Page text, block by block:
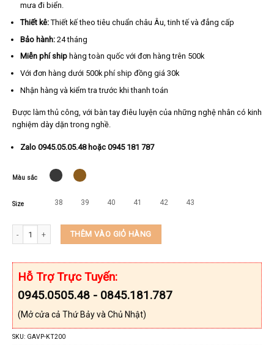
mưa đi biển.
Thiết kê:Thiết kế theo tiêu chuẩn châu Âu, tinh tế và đẳng cấp
Bảo hành:24 tháng
Miễn phí shiphàng toàn quốc với đơn hàng trên 500k
Với đơn hàng dưới 500k phí ship đồng giá 30k
Nhận hàng và kiểm tra trước khi thanh toán
Được làm thủ công, với bàn tay điêu luyện của những nghệ nhân có kinh
nghiệm dày dặn trong nghề.
Zalo 0945.05.05.48 hoặc 0945 181 787
Màu sắc
Size 38 39 40 41 42 43
Giày tây nam cao cấp KEEDO KT200 số lượng
THÊM VÀO GIỎ HÀNG
Hỗ Trợ Trực Tuyến:
0945.0505.48 - 0845.181.787
(Mở cửa cả Thứ Bảy và Chủ Nhật)
SKU: GAVP-KT200